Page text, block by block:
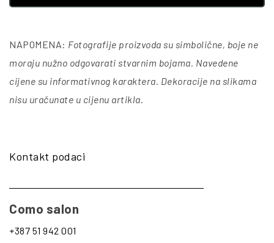
NAPOMENA: Fotografije proizvoda su simbolične, boje ne
moraju nužno odgovarati stvarnim bojama. Navedene
cijene su informativnog karaktera. Dekoracije na slikama
nisu uračunate u cijenu artikla.
Kontakt podaci
Como salon
+387 51 942 001